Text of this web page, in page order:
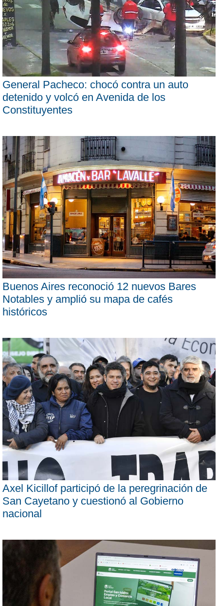
General Pacheco: chocó contra un auto
detenido y volcó en Avenida de los
Constituyentes
Buenos Aires reconoció 12 nuevos Bares
Notables y amplió su mapa de cafés
históricos
Axel Kicillof participó de la peregrinación de
San Cayetano y cuestionó al Gobierno
nacional